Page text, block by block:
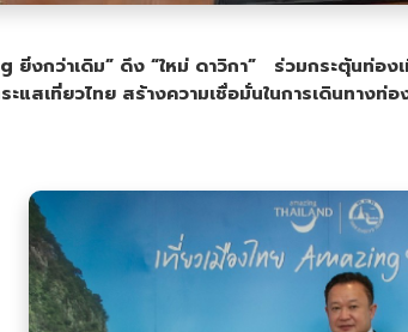
ยิ่งกว่าเดิม” ดึง “ใหม่ ดาวิกา” ร่วมกระตุ้นท่อง
เที่ยวไทย สร้างความเชื่อมั่นในการเดินทางท่อง